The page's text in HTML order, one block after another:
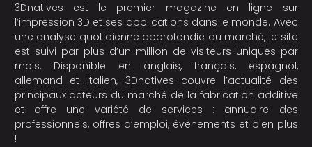
3Dnatives est le premier magazine en ligne sur
l’impression 3D et ses applications dans le monde. Avec
une analyse quotidienne approfondie du marché, le site
est suivi par plus d’un million de visiteurs uniques par
mois. Disponible en anglais, français, espagnol,
allemand et italien, 3Dnatives couvre l’actualité des
principaux acteurs du marché de la fabrication additive
et offre une variété de services : annuaire des
professionnels, offres d’emploi, évènements et bien plus
!